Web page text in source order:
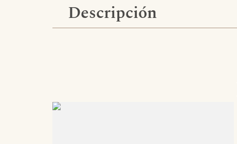
Descripción